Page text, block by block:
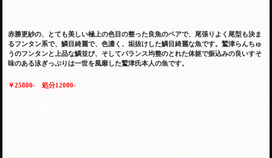
赤勝更紗の、とても美しい極上の色目の整った良魚のペアで、尾張りよく尾型も決ま
るフンタン系で、鱗目綺麗で、色濃く、垢抜けした鱗目綺麗な魚です。鷲津らんちゅ
うのフンタンと上品な鱗並び、そしてバランス均整のとれた体躯で振込みの良いすそ
味のある泳ぎっぷりは一世を風靡した鷲津氏本人の魚です。
￥25800-処分12000-